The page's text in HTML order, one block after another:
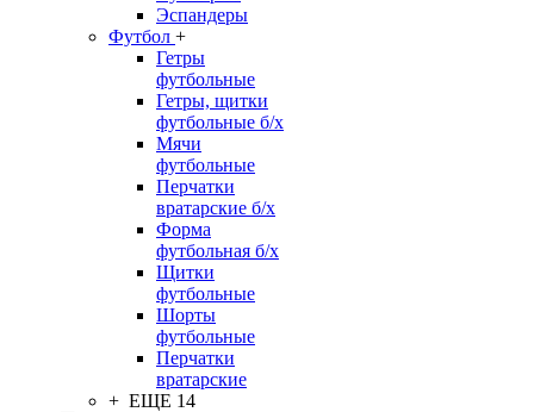
Эспандеры
Футбол +
Гетры
футбольные
Гетры, щитки
футбольные б/х
Мячи
футбольные
Перчатки
вратарские б/х
Форма
футбольная б/х
Щитки
футбольные
Шорты
футбольные
Перчатки
вратарские
+ ЕЩЕ 14